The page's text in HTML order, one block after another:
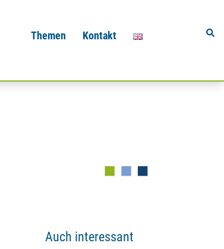
Themen Kontakt
Auch interessant